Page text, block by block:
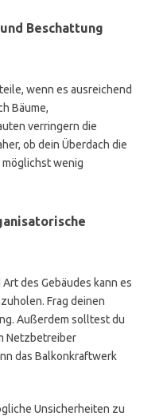
Beschattung
wenn es ausreichend
Bäume,
verringern die
ob dein Überdach die
wenig
des Gebäudes kann es
Frag deinen
Außerdem solltest du
Netzbetreiber
das Balkonkraftwerk
Unsicherheiten zu